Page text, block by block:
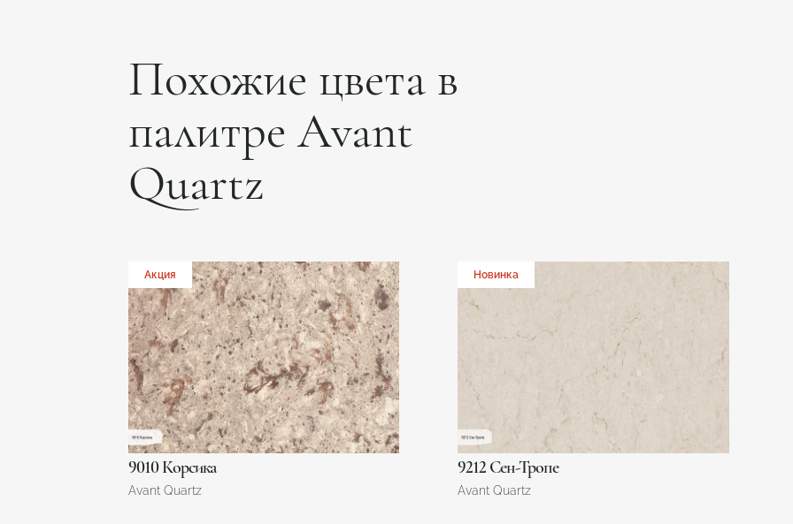
Похожие цвета в
палитре Avant
Quartz
Акция
9010 Корсика
Avant Quartz
Новинка
9212 Сен-Тропе
Avant Quartz